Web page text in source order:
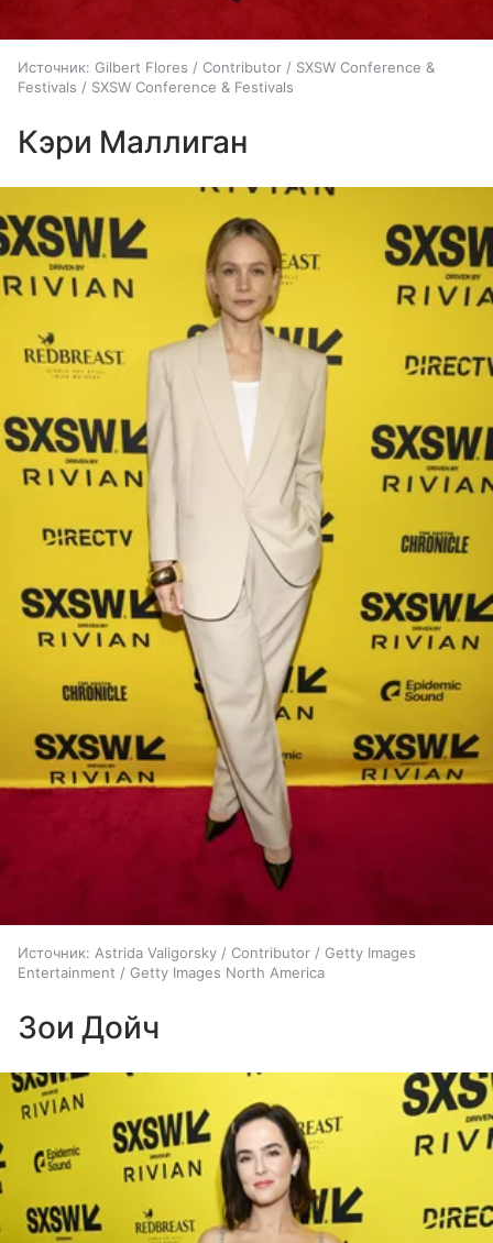
Источник: Gilbert Flores / Contributor / SXSW Conference &
Festivals / SXSW Conference & Festivals
Кэри Маллиган
Источник: Astrida Valigorsky / Contributor / Getty Images
Entertainment / Getty Images North America
Зои Дойч